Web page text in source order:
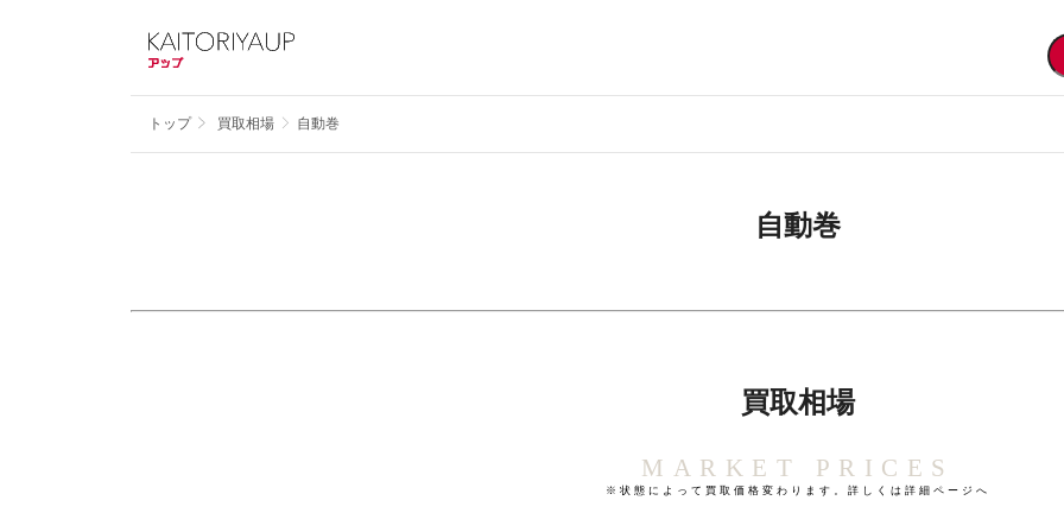
トップ 買取相場 自動巻
自動巻
買取相場
MARKET PRICES
※状態によって買取価格変わります。詳しくは詳細ページへ